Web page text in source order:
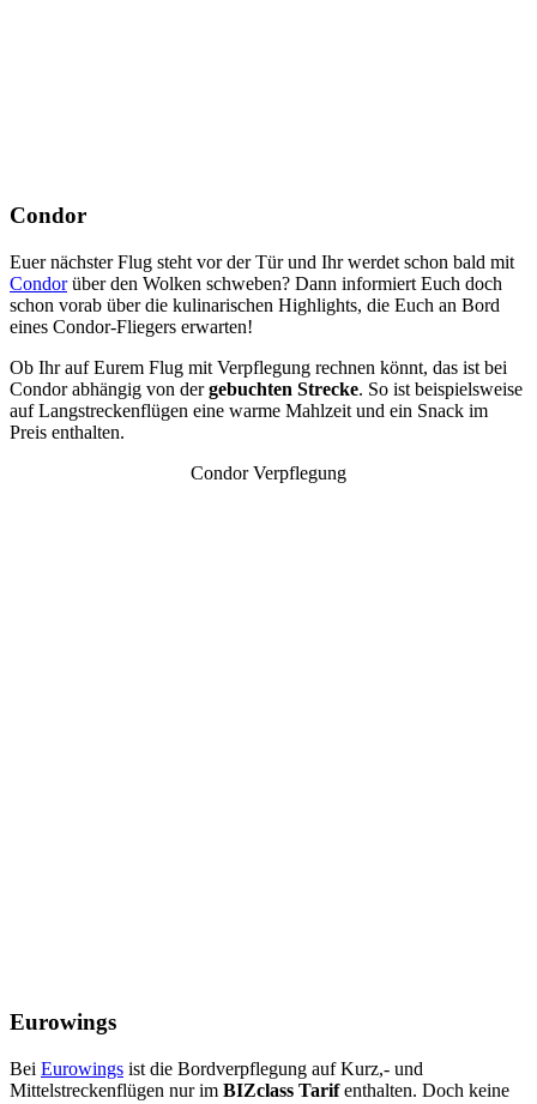
Condor
Euer nächster Flug steht vor der Tür und Ihr werdet schon bald mit
Condorüber den Wolken schweben? Dann informiert Euch doch
schon vorab über die kulinarischen Highlights, die Euch an Bord
eines Condor-Fliegers erwarten!
Ob Ihr auf Eurem Flug mit Verpflegung rechnen könnt, das ist bei
Condor abhängig von dergebuchten Strecke. So ist beispielsweise
auf Langstreckenflügen eine warme Mahlzeit und ein Snack im
Preis enthalten.
Condor Verpflegung
Eurowings
Bei Eurowings ist die Bordverpflegung auf Kurz,- und
Mittelstreckenflügen nur im BIZclass Tarifenthalten. Doch keine